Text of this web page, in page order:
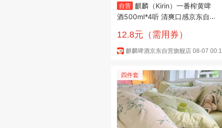
自营
麒麟（Kirin）一番榨黄啤
酒500ml*4听 清爽口感京东自
12.8元（需用券）
麒麟啤酒京东自营旗舰店 08-07
四件套